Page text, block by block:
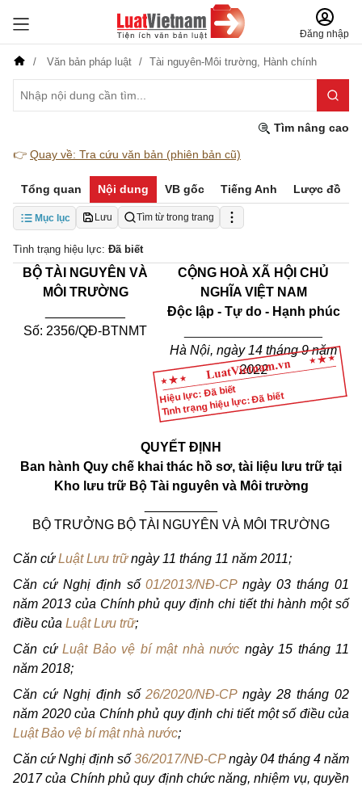
Đăng nhập
Văn bản pháp luật Tài nguyên-Môi trường, Hành chính
Tìm nâng cao
👉 Quay về: Tra cứu văn bản (phiên bản cũ)
Tổng quan Nội dung VB gốc Tiếng Anh Lược đồ
Mục lục Lưu Tìm từ trong trang
Tình trạng hiệu lực: Đã biết
Hiệu lực: Đã biết
Tình trạng hiệu lực: Đã biết
BỘ TÀI NGUYÊN VÀ
MÔI TRƯỜNG
Số: 2356/QĐ-BTNMT
CỘNG HOÀ XÃ HỘI CHỦ
NGHĨA VIỆT NAM
Độc lập - Tự do - Hạnh phúc
Hà Nội, ngày 14 tháng 9 năm
2022
QUYẾT ĐỊNH
Ban hành Quy chế khai thác hồ sơ, tài liệu lưu trữ tại
Kho lưu trữ Bộ Tài nguyên và Môi trường
BỘ TRƯỞNG BỘ TÀI NGUYÊN VÀ MÔI TRƯỜNG
Căn cứLuật Lưu trữngày 11 tháng 11 năm 2011;
Căn cứ Nghị định số01/2013/NĐ-CPngày03tháng01
năm 2013 của Chính phủquyđịnh chi tiết thihành một số
điều của Luật Lưu trữ;
Căn cứ Luật Bảo vệ bí mật nhà nước ngày 15 tháng 11
năm 2018;
Căn cứ Nghị định số26/2020/NĐ-CPngày28tháng02
năm 2020 của Chính phủ quyđịnh chi tiết một số điều của
Luật Bảo vệ bí mật nhà nước;
Căn cứ Nghị định số 36/2017/NĐ-CPngày04 tháng 4 năm
2017của Chính phủquy định chức năng, nhiệm vụ, quyền